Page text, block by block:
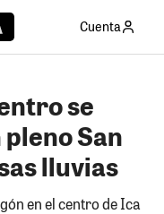
Cuenta
se
San
lluvias
en el centro de Ica